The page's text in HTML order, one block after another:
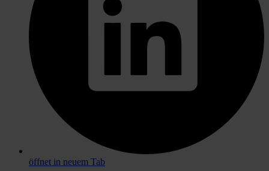
öffnet in neuem Tab